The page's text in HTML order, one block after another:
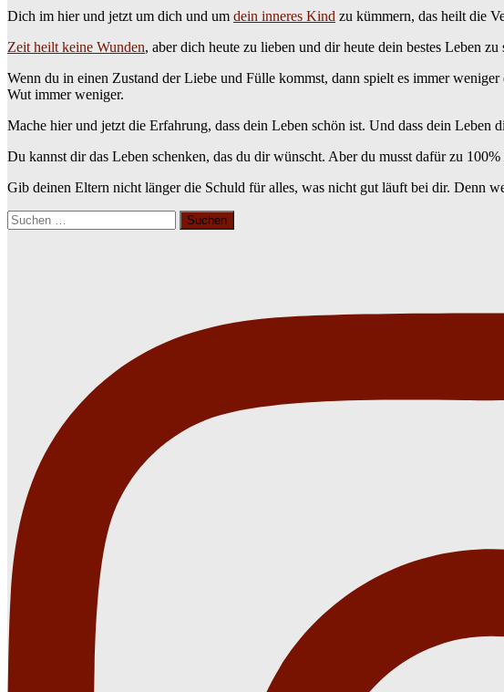
Dich im hier und jetzt um dich und um dein inneres Kind zu kümmern, das heilt die
Zeit heilt keine Wunden, aber dich heute zu lieben und dir heute dein bestes Leben zu
Wenn du in einen Zustand der Liebe und Fülle kommst, dann spielt es immer
Wut immer weniger.
Mache hier und jetzt die Erfahrung, dass dein Leben schön ist. Und dass dein Leben
Du kannst dir das Leben schenken, das du dir wünscht. Aber du musst dafür zu
Gib deinen Eltern nicht länger die Schuld für alles, was nicht gut läuft bei dir. Denn
Suchen
nach: